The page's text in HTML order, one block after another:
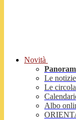
Novità
Le notizie
Le
Albo